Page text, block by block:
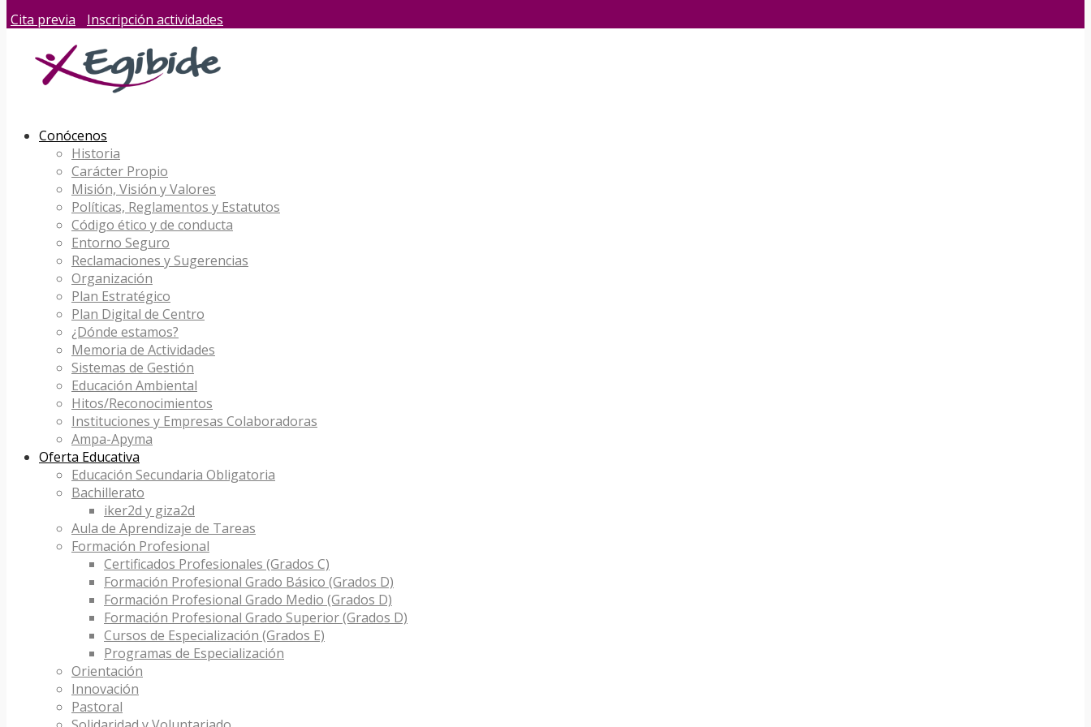
Cita previa
Inscripción actividades
Conócenos
Historia
Carácter Propio
Misión, Visión y Valores
Políticas, Reglamentos y Estatutos
Código ético y de conducta
Entorno Seguro
Reclamaciones y Sugerencias
Organización
Plan Estratégico
Plan Digital de Centro
¿Dónde estamos?
Memoria de Actividades
Sistemas de Gestión
Educación Ambiental
Hitos/Reconocimientos
Instituciones y Empresas Colaboradoras
Ampa-Apyma
Oferta Educativa
Educación Secundaria Obligatoria
Bachillerato
iker2d y giza2d
Aula de Aprendizaje de Tareas
Formación Profesional
Certificados Profesionales (Grados C)
Formación Profesional Grado Básico (Grados D)
Formación Profesional Grado Medio (Grados D)
Formación Profesional Grado Superior (Grados D)
Cursos de Especialización (Grados E)
Programas de Especialización
Orientación
Innovación
Pastoral